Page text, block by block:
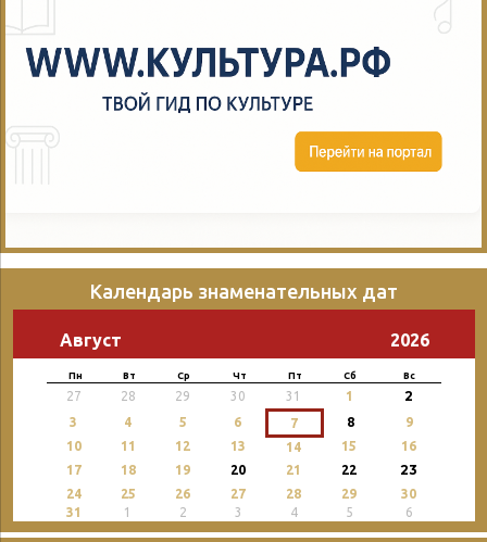
Календарь знаменательных дат
Август 2026
Пн Вт Ср Чт Пт Сб Вс
27 28 29 30 31 1 2
3 4 5 6 7 8
9
10
11 12 13 14 15
16
17
18 19 20 21 22 23
24 25 26 27 28 29
30
31
1 2 3 4 5 6